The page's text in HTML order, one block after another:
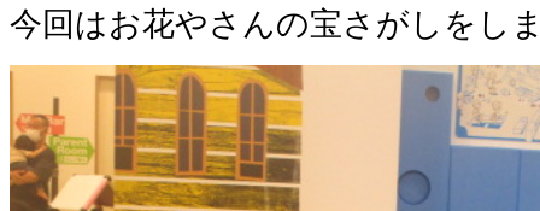
今回はお花やさんの宝さがしをし